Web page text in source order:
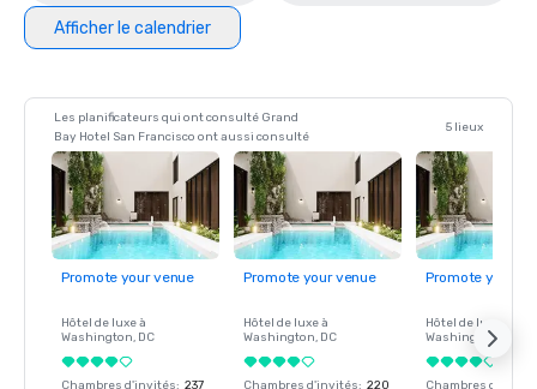
Afficher le calendrier
Les planificateurs qui ont consulté Grand
Bay Hotel San Francisco ont aussi consulté
5 lieux
Promote your venue
Hôtel de luxe à
Washington, DC
Chambres d'invités: 237
Promote your venue
Hôtel de luxe à
Washington, DC
Chambres d'invités: 220
Promote your
Hôtel de luxe à
Washington
Chambres